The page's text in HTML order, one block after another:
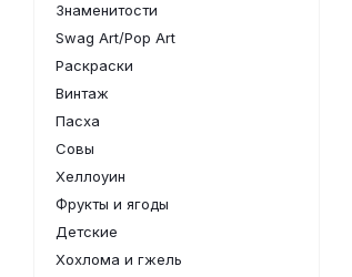
Знаменитости
Swag Art/Pop Art
Раскраски
Винтаж
Пасха
Совы
Хеллоуин
Фрукты и ягоды
Детские
Хохлома и гжель